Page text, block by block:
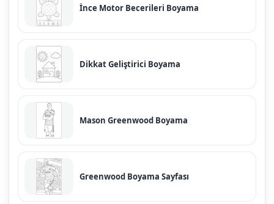
İnce Motor Becerileri Boyama
Dikkat Geliştirici Boyama
Mason Greenwood Boyama
Greenwood Boyama Sayfası